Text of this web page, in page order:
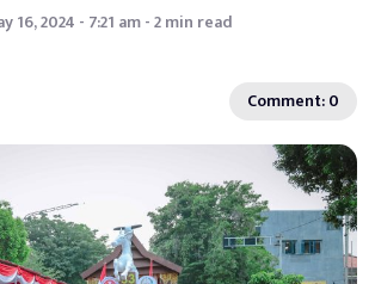
16, 2024 - 7:21 am - 2 min read
Comment: 0